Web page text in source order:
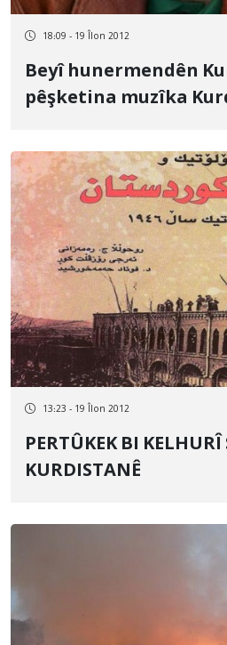
18:09 - 19 Îlon 2012
Beyî hunermendên
pêşketina muzîka
13:23 - 19 Îlon 2012
PERTÛKEK BI KELHURÎ SEVA KOMARA
KURDISTANÊ